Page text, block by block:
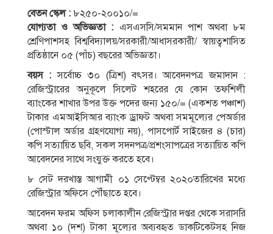
বেতন স্কেল : ৮২৫০-২০০১০/=
যােগ্যতা ও অভিজ্ঞতা : এসএসসি/সমমান পাশ অথবা ৮ম
শ্রেণিপাশসহ বিশ্ববিদ্যালয়/সরকারী/আধাসরকারী/ স্বায়ত্বশাসিত
প্রতিষ্ঠানে ০৫ (পাঁচ) বছরের অভিজ্ঞতা।
বয়স : সর্বোচ্চ ৩০ (ত্রিশ) বৎসর। আবেদনপত্র জমাদান :
রেজিস্ট্রারের অনুকূলে সিলেট শহরের যে কোন তফশিলী
ব্যাংকের শাখার উপর উক্ত পদের জন্য ১৫০/= (একশত পঞ্চাশ)
টাকার এমআইসিআর ব্যাংক ড্রাফট অথবা সমমূল্যের পেঅর্ডার
(পােস্টাল অর্ডার গ্রহণযােগ্য নয়), পাসপাের্ট সাইজের ৪ (চার)
কপি সত্যায়িত ছবি, সকল সদনপত্র/প্রশংসাপত্রের সত্যায়িত কপি
আবেদনের সাথে সংযুক্ত করতে হবে।
৮ সেট দরখাস্ত আগামী ০১ সেপ্টেম্বর ২০২০তারিখের মধ্যে
রেজিস্ট্রার অফিসে পৌঁছাতে হবে।
আবেদন ফরম অফিস চলাকালীন রেজিস্ট্রার দপ্তর থেকে সরাসরি
অথবা ১০ (দশ) টাকা মূল্যের অব্যবহৃত ডাকটিকেটসহ নিজ